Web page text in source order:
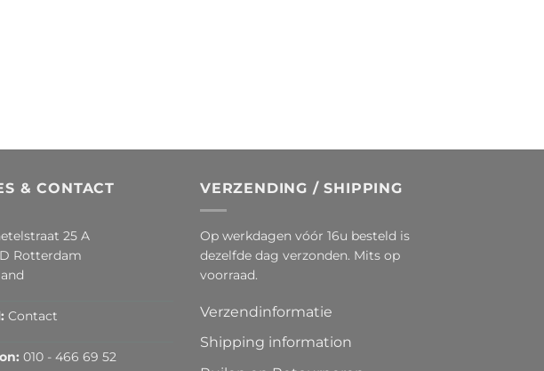
& CONTACT
25 A
Rotterdam
Contact
010 - 466 69 52
VERZENDING / SHIPPING
Op werkdagen vóór 16u besteld is
dezelfde dag verzonden. Mits op
voorraad.
Verzendinformatie
Shipping information